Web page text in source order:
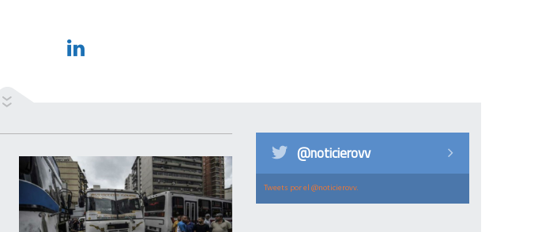
@noticierovv
Tweets por el @noticierovv.